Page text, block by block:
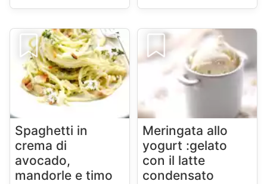
Spaghetti in
crema di
avocado,
mandorle e timo
Meringata allo
yogurt :gelato
con il latte
condensato